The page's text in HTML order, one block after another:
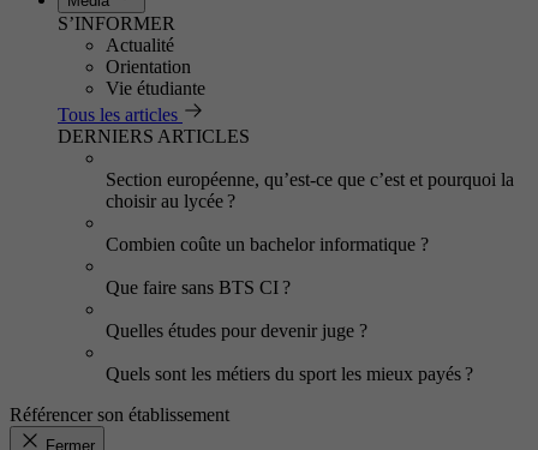
S’INFORMER
Actualité
Orientation
Vie étudiante
Tous les articles
DERNIERS ARTICLES
Section européenne, qu’est-ce que c’est et pourquoi la
choisir au lycée ?
Combien coûte un bachelor informatique ?
Que faire sans BTS CI ?
Quelles études pour devenir juge ?
Quels sont les métiers du sport les mieux payés ?
Référencer son établissement
Fermer